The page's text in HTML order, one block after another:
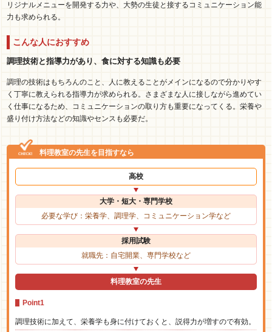
リジナルメニューを開発する力や、大勢の生徒と接するコミュニケーション能
力も求められる。
こんな人におすすめ
調理技術と指導力があり、食に対する知識も必要
調理の技術はもちろんのこと、人に教えることがメインになるので分かりやす
く丁寧に教えられる指導力が求められる。さまざまな人に接しながら進めてい
く仕事になるため、コミュニケーションの取り方も重要になってくる。栄養や
盛り付け方法などの知識やセンスも必要だ。
料理教室の先生を目指すなら
高校
大学・短大・専門学校
必要な学び：栄養学、調理学、コミュニケーション学など
採用試験
就職先：自宅開業、専門学校など
料理教室の先生
Point1
調理技術に加えて、栄養学も身に付けておくと、説得力が増すので有効。